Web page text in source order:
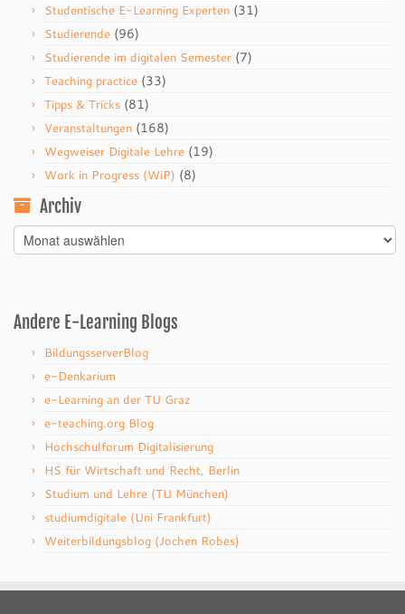
Studentische E-Learning Experten (31)
Studierende (96)
Studierende im digitalen Semester (7)
Teaching practice (33)
Tipps & Tricks (81)
Veranstaltungen (168)
Wegweiser Digitale Lehre (19)
Work in Progress (WiP) (8)
Archiv
Archiv
Andere E-Learning Blogs
BildungsserverBlog
e-Denkarium
e-Learning an der TU Graz
e-teaching.org Blog
Hochschulforum Digitalisierung
HS für Wirtschaft und Recht, Berlin
Studium und Lehre (TU München)
studiumdigitale (Uni Frankfurt)
Weiterbildungsblog (Jochen Robes)